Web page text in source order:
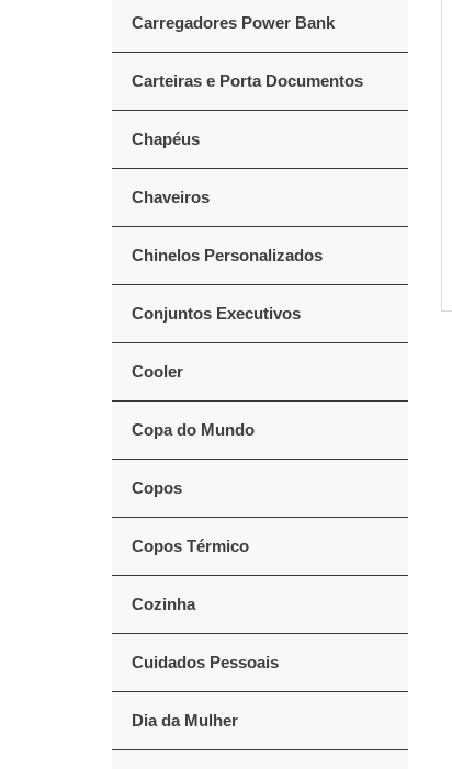
Carregadores Power Bank
Carteiras e Porta Documentos
Chapéus
Chaveiros
Chinelos Personalizados
Conjuntos Executivos
Cooler
Copa do Mundo
Copos
Copos Térmico
Cozinha
Cuidados Pessoais
Dia da Mulher